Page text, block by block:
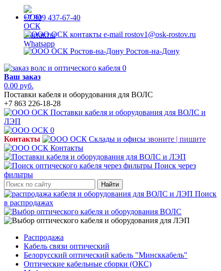
+7 909 437-67-40
rostov1@osk-rostov.ru
Ростов-на-Дону
0
Ваш заказ
0.00 руб.
Поставки кабеля и оборудования для ВОЛС
+7 863 226-18-28
0
Контакты
звоните | пишите
Поиск через
фильтры
Найти
Поиск
в распродажах
Распродажа
Кабель связи оптический
Белорусский оптический кабель "Минсккабель"
Оптические кабельные сборки (ОКС)